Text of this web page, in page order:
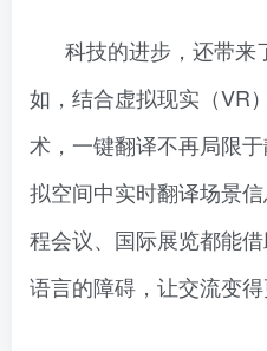
科技的进步，还带来
如，结合虚拟现实（VR
术，一键翻译不再局限
拟空间中实时翻译场景
程会议、国际展览都能
语言的障碍，让交流变得